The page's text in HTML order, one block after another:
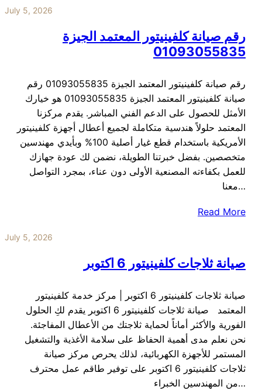
July 5, 2026
رقم صيانة كلفينيتور المعتمد الجيزة
01093055835
رقم صيانة كلفينيتور المعتمد الجيزة 01093055835 رقم
صيانة كلفينيتور المعتمد الجيزة 01093055835 هو خيارك
الأمثل للحصول على الدعم الفني المباشر. يقدم مركزنا
المعتمد حلولاً هندسية متكاملة لجميع أعطال أجهزة كلفينيتور
الأمريكية باستخدام قطع غيار أصلية 100% وبأيدي مهندسين
متخصصين. بفضل خبرتنا الطويلة، نضمن لك عودة جهازك
للعمل بكفاءته المصنعية الأولى دون عناء، بمجرد التواصل
معنا…
Read More
July 5, 2026
صيانة ثلاجات كلفينيتور 6 اكتوبر
صيانة ثلاجات كلفينيتور 6 اكتوبر | مركز خدمة كلفينيتور
المعتمد صيانة ثلاجات كلفينيتور 6 اكتوبر يقدم لكِ الحلول
الفورية والأكثر أماناً لحماية ثلاجتك من الأعطال المفاجئة.
نحن نعلم مدى أهمية الحفاظ على سلامة الأغذية والتشغيل
المستمر للأجهزة الكهربائية، لذلك يحرص مركز صيانة
ثلاجات كلفينيتور 6 اكتوبر على توفير طاقم عمل محترف
من المهندسين الخبراء…